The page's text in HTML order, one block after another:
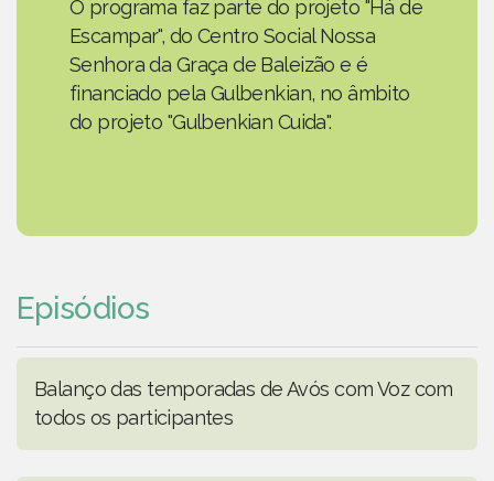
O programa faz parte do projeto "Há de
Escampar", do Centro Social Nossa
Senhora da Graça de Baleizão e é
financiado pela Gulbenkian, no âmbito
do projeto "Gulbenkian Cuida".
Episódios
Balanço das temporadas de Avós com Voz com
todos os participantes